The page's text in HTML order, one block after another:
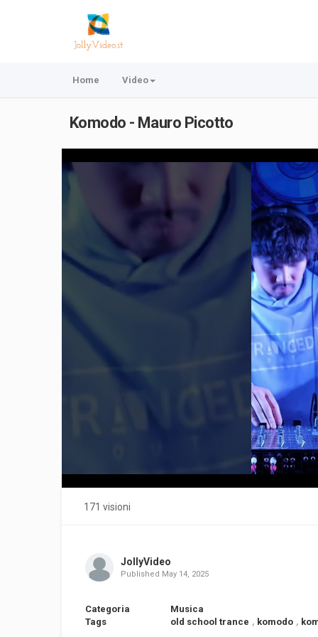
Home Video
Komodo - Mauro Picotto
171 visioni
JollyVideo
Published May 14, 2025
Categoria
Musica
Tags
old school trance , komodo ,